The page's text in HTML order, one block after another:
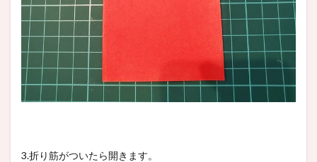
3.折り筋がついたら開きます。